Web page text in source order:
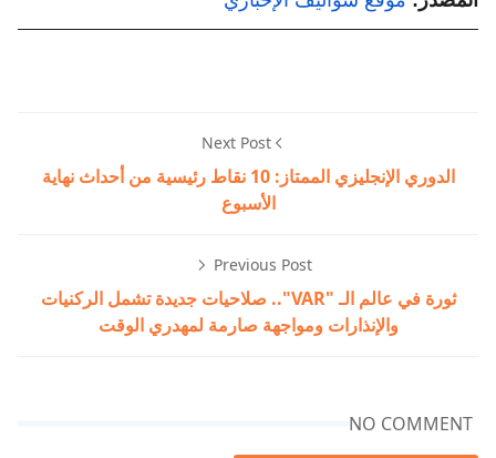
Next Post
الدوري الإنجليزي الممتاز: 10 نقاط رئيسية من أحداث نهاية
الأسبوع
Previous Post
ثورة في عالم الـ "VAR".. صلاحيات جديدة تشمل الركنيات
والإنذارات ومواجهة صارمة لمهدري الوقت
NO COMMENT